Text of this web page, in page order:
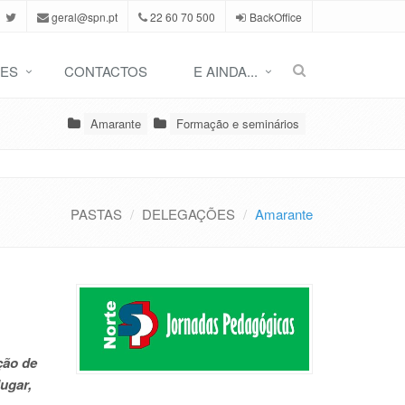
geral@spn.pt 22 60 70 500 BackOffice
CONTACTOS E AINDA...
Amarante Formação e seminários
PASTAS DELEGAÇÕES Amarante
de